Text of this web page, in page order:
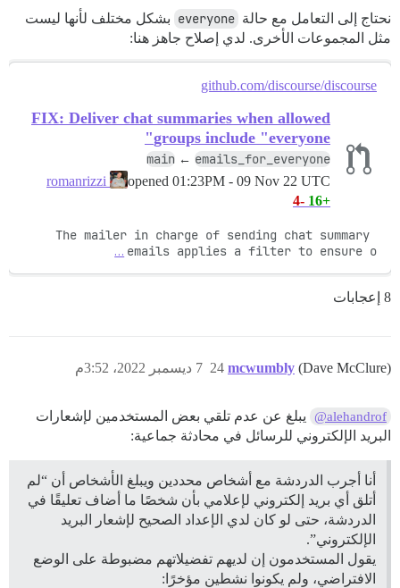
نحتاج إلى التعامل مع حالة everyone بشكل مختلف لأنها ليست
مثل المجموعات الأخرى. لدي إصلاح جاهز هنا:
github.com/discourse/discourse
FIX: Deliver chat summaries when allowed
groups include "everyone"
main ← emails_for_everyone
opened 01:23PM - 09 Nov 22 UTC
+16
-4
The mailer in charge of sending chat summary
emails applies a filter to ensure o
…
8 إعجابات
mcwumbly (Dave McClure) 7 ديسمبر 2022، 3:52م 24
@alehandrof
يبلغ عن عدم تلقي بعض المستخدمين لإشعارات
البريد الإلكتروني للرسائل في محادثة جماعية:
أنا أجرب الدردشة مع أشخاص محددين ويبلغ الأشخاص أن “لم
أتلق أي بريد إلكتروني لإعلامي بأن شخصًا ما أضاف تعليقًا في
الدردشة، حتى لو كان لدي الإعداد الصحيح لإشعار البريد
الإلكتروني”.
يقول المستخدمون إن لديهم تفضيلاتهم مضبوطة على الوضع
الافتراضي، ولم يكونوا نشطين مؤخرًا: